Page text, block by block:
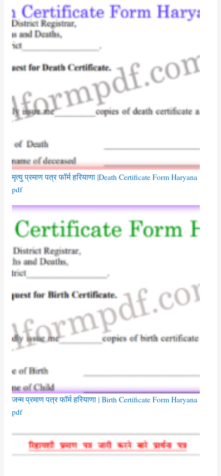
मृत्यु प्रमाण पत्र फॉर्म हरियाणा |Death Certificate Form Haryana
pdf
जन्म प्रमाण पत्र फॉर्म हरियाणा | Birth Certificate Form Haryana
pdf